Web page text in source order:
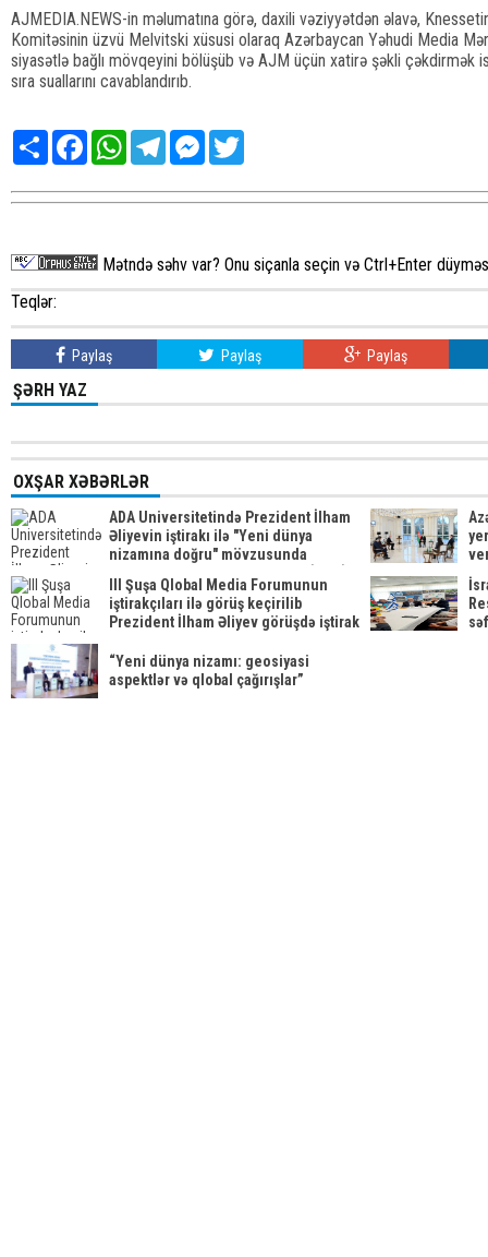
AJMEDIA.NEWS-in məlumatına görə, daxili vəziyyətdən əlavə,
Komitəsinin üzvü Melvitski xüsusi olaraq Azərbaycan Yəhudi Media
siyasətlə bağlı mövqeyini bölüşüb və AJM üçün xatirə şəkli çəkdirmək
sıra suallarını cavablandırıb.
Share FacebookWhatsAppTelegramMessenger
Mətndə səhv var? Onu siçanla seçin və Ctrl+Enter
Teqlər:
Paylaş Paylaş Paylaş
ŞƏRH YAZ
OXŞAR XƏBƏRLƏR
ADA Universitetində Prezident İlham
Əliyevin iştirakı ilə "Yeni dünya
nizamına doğru" mövzusunda
III Şuşa Qlobal Media Forumunun
iştirakçıları ilə görüş keçirilib
Prezident İlham Əliyev görüşdə iştirak
“Yeni dünya nizamı: geosiyasi
aspektlər və qlobal çağırışlar”